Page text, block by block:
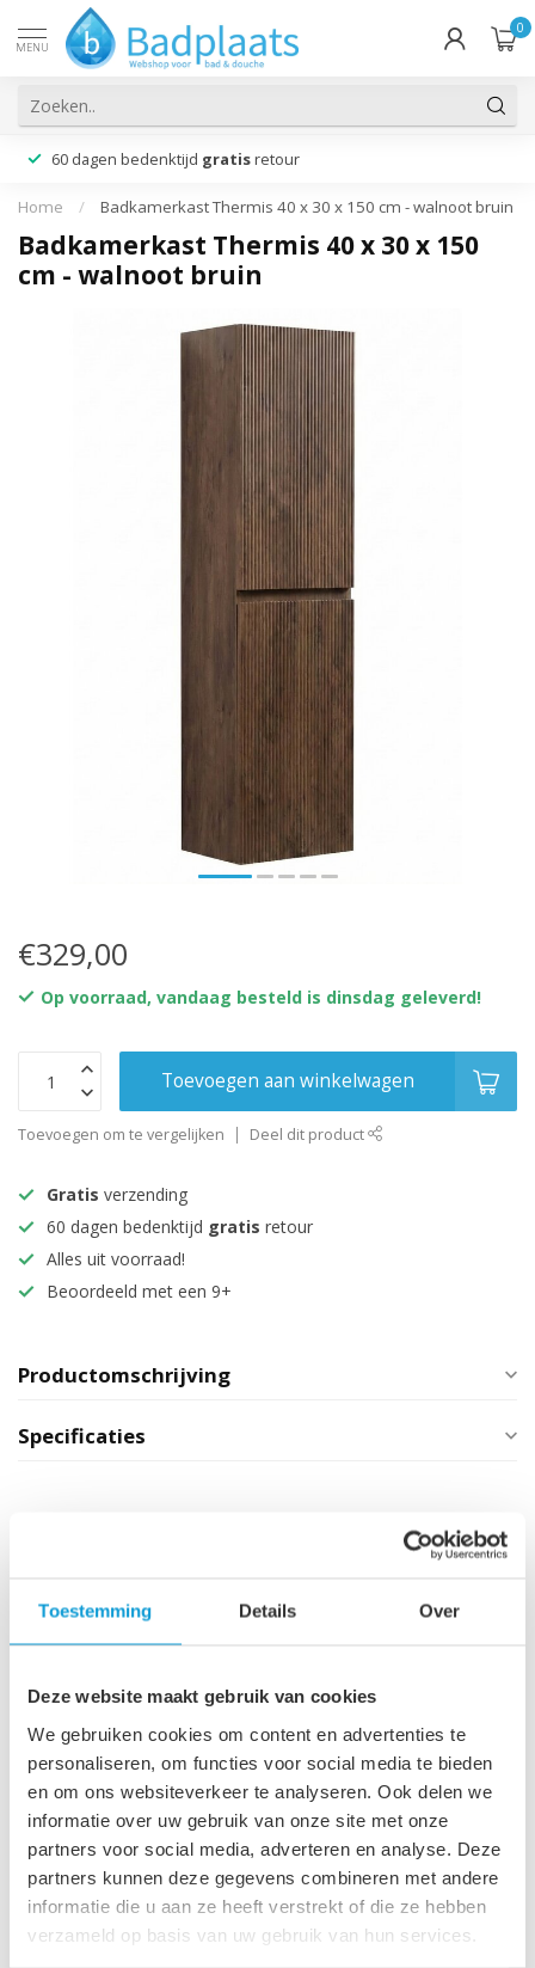
Toestemming Details Over
Deze website maakt gebruik van cookies
We gebruiken cookies om content en advertenties te
personaliseren, om functies voor social media te bieden
en om ons websiteverkeer te analyseren. Ook delen we
informatie over uw gebruik van onze site met onze
partners voor social media, adverteren en analyse. Deze
partners kunnen deze gegevens combineren met andere
informatie die u aan ze heeft verstrekt of die ze hebben
verzameld op basis van uw gebruik van hun services.
MENU
0
60 dagen bedenktijd gratis retour
Home / Badkamerkast Thermis 40 x 30 x 150 cm - walnoot bruin
Badkamerkast Thermis 40 x 30 x 150
cm - walnoot bruin
€329,00
Op voorraad, vandaag besteld is dinsdag geleverd!
Toevoegen aan winkelwagen
Toevoegen om te vergelijken Deel dit product
Gratis verzending
60 dagen bedenktijd gratis retour
Alles uit voorraad!
Beoordeeld met een 9+
Productomschrijving
Specificaties
Op voorraad
Badkamermeubel Thermis
Niet op voorraad
€349,00
Badkamermeubel Thermis
100cm - walnoot bruin
Niet op voorraad
€449,00